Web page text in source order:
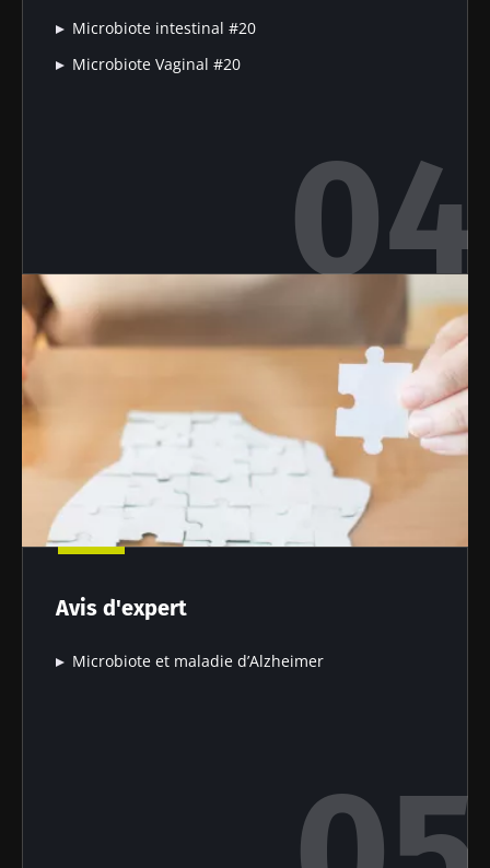
Microbiote intestinal #20
Microbiote Vaginal #20
Avis d'expert
Microbiote et maladie d’Alzheimer